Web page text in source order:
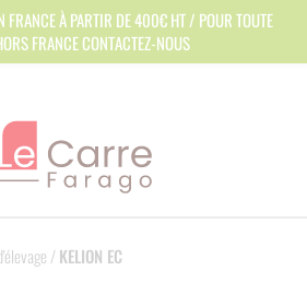
/KELION EC
FRANCE À PARTIR DE 400€ HT / POUR TOUTE
FRANCE CONTACTEZ-NOUS